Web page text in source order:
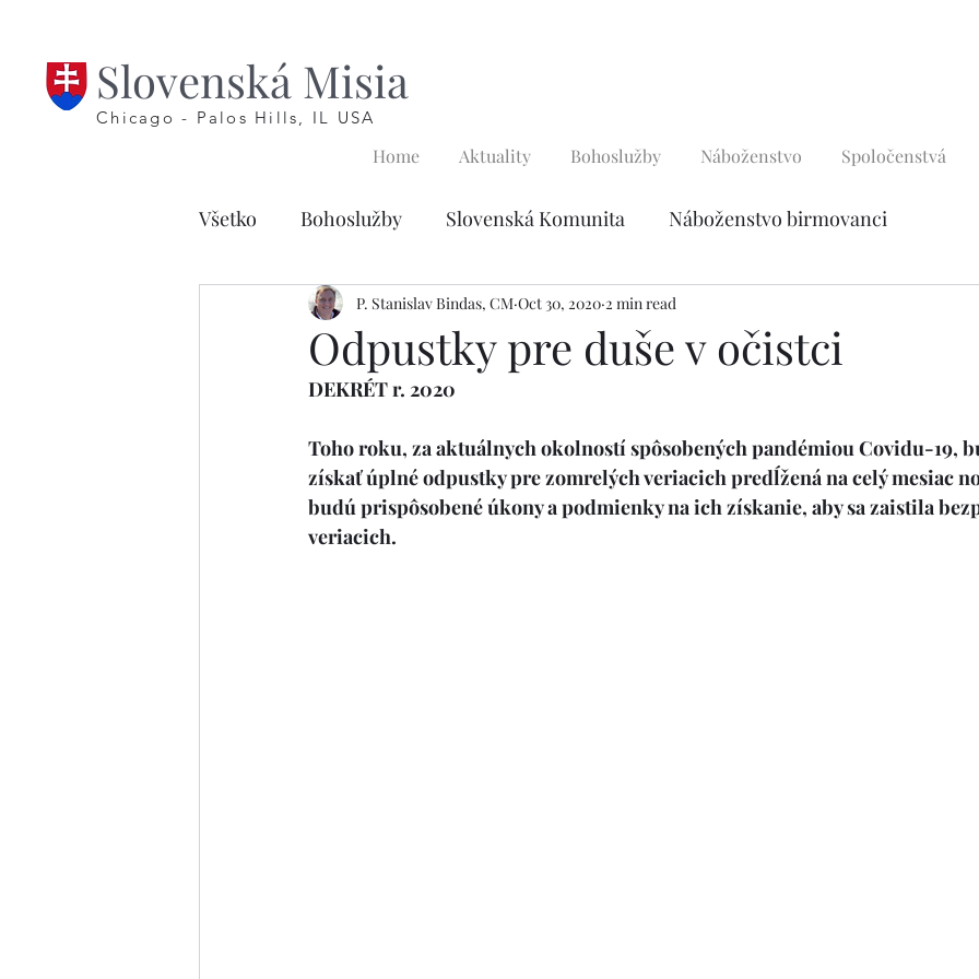
Slovenská Misia
Chicago - Palos Hills, IL USA
Home Aktuality Bohoslužby Náboženstvo Spoločenstvá
Všetko Bohoslužby Slovenská Komunita Náboženstvo birmovanci
Náboženstvo prvoprijímajúce deti Modlidby
Modlitby krížovej cesty
Odpustky pre duše v očistci
P. Stanislav Bindas, CM Oct 30, 2020 2 min read
DEKRÉT r. 2020
Toho roku, za aktuálnych okolností spôsobených pandémiou Covidu-19,
získať úplné odpustky pre zomrelých veriacich predĺžená na celý mesiac
budú prispôsobené úkony a podmienky na ich získanie, aby sa zaistila
veriacich.